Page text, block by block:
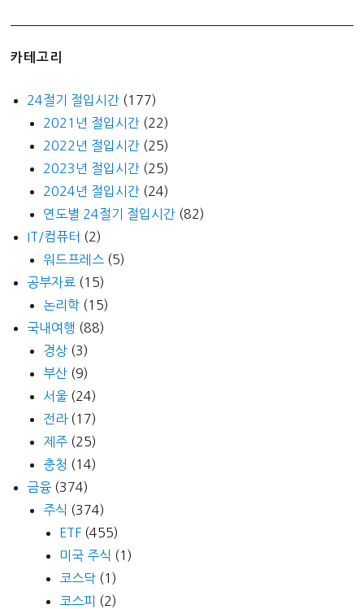
카테고리
24절기 절입시간 (177)
2021년 절입시간 (22)
2022년 절입시간 (25)
2023년 절입시간 (25)
2024년 절입시간 (24)
연도별 24절기 절입시간 (82)
IT/컴퓨터 (2)
워드프레스 (5)
공부자료 (15)
논리학 (15)
국내여행 (88)
경상 (3)
부산 (9)
서울 (24)
전라(17)
제주 (25)
충청 (14)
금융 (374)
주식 (374)
ETF (455)
미국 주식 (1)
코스닥 (1)
코스피 (2)